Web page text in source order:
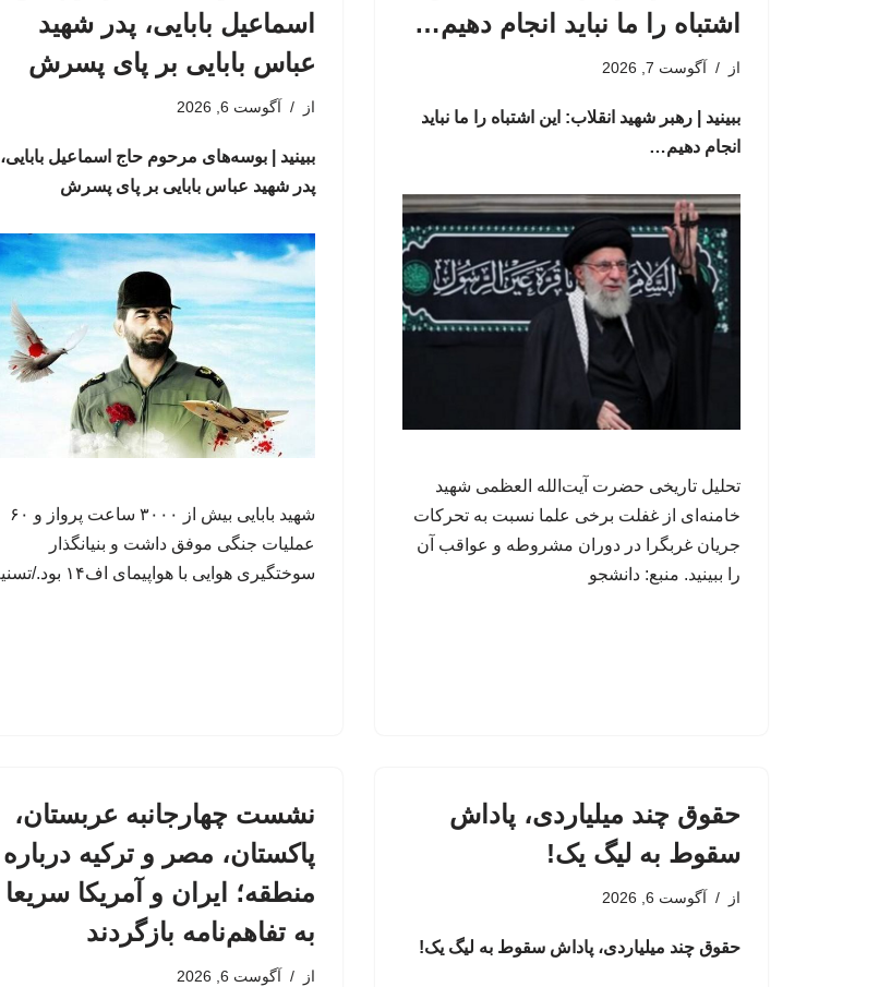
اشتباه را ما نباید انجام دهیم…
از آگوست 7, 2026
ببینید | رهبر شهید انقلاب: این اشتباه را ما نباید
انجام دهیم…
تحلیل تاریخی حضرت آیت‌الله العظمی شهید
خامنه‌ای از غفلت برخی علما نسبت به تحرکات
جریان غربگرا در دوران مشروطه و عواقب آن
را ببینید. منبع: دانشجو
اسماعیل بابایی، پدر شهید
عباس بابایی بر پای پسرش
از آگوست 6, 2026
ببینید | بوسه‌های مرحوم حاج اسماعیل بابایی،
پدر شهید عباس بابایی بر پای پسرش
شهید بابایی بیش از ۳۰۰۰ ساعت پرواز و ۶۰
عملیات جنگی موفق داشت و بنیانگذار
سوختگیری هوایی با هواپیمای اف۱۴ بود./تسنیم
حقوق چند میلیاردی، پاداش
سقوط به لیگ یک!
از آگوست 6, 2026
حقوق چند میلیاردی، پاداش سقوط به لیگ یک!
نشست چهارجانبه عربستان،
پاکستان، مصر و ترکیه درباره
منطقه؛ ایران و آمریکا سریعا
به تفاهم‌نامه بازگردند
از آگوست 6, 2026